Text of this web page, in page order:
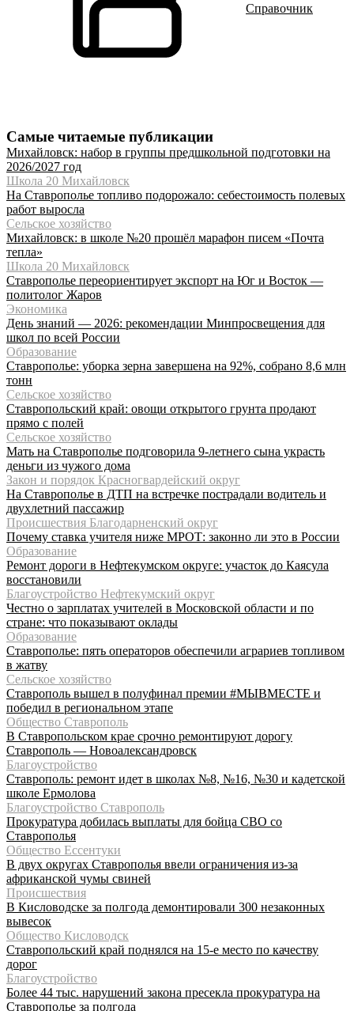
Справочник
Самые читаемые публикации
Михайловск: набор в группы предшкольной подготовки на
2026/2027 год
Школа 20 Михайловск
На Ставрополье топливо подорожало: себестоимость полевых
работ выросла
Сельское хозяйство
Михайловск: в школе №20 прошёл марафон писем «Почта
тепла»
Школа 20 Михайловск
Ставрополье переориентирует экспорт на Юг и Восток —
политолог Жаров
Экономика
День знаний — 2026: рекомендации Минпросвещения для
школ по всей России
Образование
Ставрополье: уборка зерна завершена на 92%, собрано 8,6 млн
тонн
Сельское хозяйство
Ставропольский край: овощи открытого грунта продают
прямо с полей
Сельское хозяйство
Мать на Ставрополье подговорила 9-летнего сына украсть
деньги из чужого дома
Закон и порядок Красногвардейский округ
На Ставрополье в ДТП на встречке пострадали водитель и
двухлетний пассажир
Происшествия Благодарненский округ
Почему ставка учителя ниже МРОТ: законно ли это в России
Образование
Ремонт дороги в Нефтекумском округе: участок до Каясула
восстановили
Благоустройство Нефтекумский округ
Честно о зарплатах учителей в Московской области и по
стране: что показывают оклады
Образование
Ставрополье: пять операторов обеспечили аграриев топливом
в жатву
Сельское хозяйство
Ставрополь вышел в полуфинал премии #МЫВМЕСТЕ и
победил в региональном этапе
Общество Ставрополь
В Ставропольском крае срочно ремонтируют дорогу
Ставрополь — Новоалександровск
Благоустройство
Ставрополь: ремонт идет в школах №8, №16, №30 и кадетской
школе Ермолова
Благоустройство Ставрополь
Прокуратура добилась выплаты для бойца СВО со
Ставрополья
Общество Ессентуки
В двух округах Ставрополья ввели ограничения из-за
африканской чумы свиней
Происшествия
В Кисловодске за полгода демонтировали 300 незаконных
вывесок
Общество Кисловодск
Ставропольский край поднялся на 15-е место по качеству
дорог
Благоустройство
Более 44 тыс. нарушений закона пресекла прокуратура на
Ставрополье за полгода